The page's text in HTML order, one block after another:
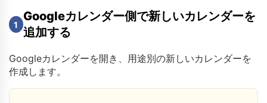
1
Googleカレンダー側で新しいカレンダーを
追加する
Googleカレンダーを開き、用途別の新しいカレンダーを
作成します。